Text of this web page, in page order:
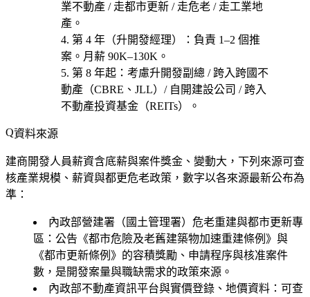
業不動產 / 走都市更新 / 走危老 / 走工業地
產 。
第 4 年（升開發經理）
：負責 1–2 個推
案。月薪 90K–130K。
第 8 年起 ：考慮升開發副總 / 跨入跨國不
動產（CBRE、JLL）/ 自開建設公司 / 跨入
不動產投資基金（REITs）
。
資料來源
建商開發人員薪資含底薪與案件獎金、變動大，下列來源可查
核產業規模、薪資與都更危老政策，數字以各來源最新公布為
準：
內政部營建署（國土管理署）危老重建與都市更新專
區 ：公告《都市危險及老舊建築物加速重建條例》與
《都市更新條例》的容積獎勵、申請程序與核准案件
數，是開發案量與職缺需求的政策來源。
內政部不動產資訊平台與實價登錄、地價資料 ：可查